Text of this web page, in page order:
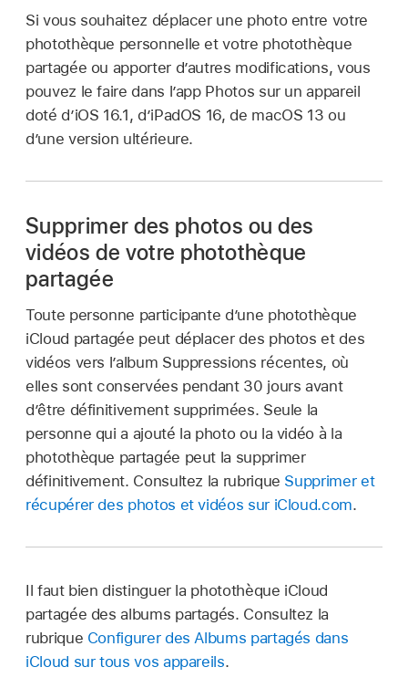
Si vous souhaitez déplacer une photo entre votre
photothèque personnelle et votre photothèque
partagée ou apporter d’autres modifications, vous
pouvez le faire dans l’app Photos sur un appareil
doté d’iOS 16.1, d’iPadOS 16, de macOS 13 ou
d’une version ultérieure.
Supprimer des photos ou des
vidéos de votre photothèque
partagée
Toute personne participante d’une photothèque
iCloud partagée peut déplacer des photos et des
vidéos vers l’album Suppressions récentes, où
elles sont conservées pendant 30 jours avant
d’être définitivement supprimées. Seule la
personne qui a ajouté la photo ou la vidéo à la
photothèque partagée peut la supprimer
définitivement. Consultez la rubrique Supprimer et
récupérer des photos et vidéos sur iCloud.com.
Il faut bien distinguer la photothèque iCloud
partagée des albums partagés. Consultez la
rubrique Configurer des Albums partagés dans
iCloud sur tous vos appareils.